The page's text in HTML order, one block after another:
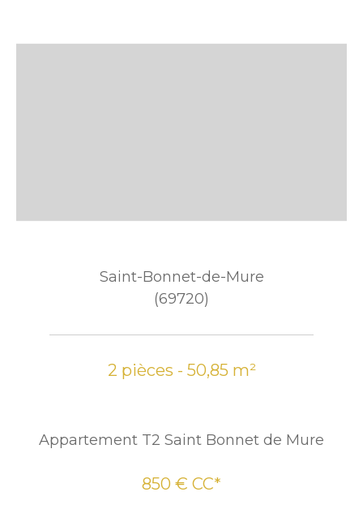
Saint-Bonnet-de-Mure
(69720)
2 pièces - 50,85 m²
Appartement T2 Saint Bonnet de Mure
850 € CC*